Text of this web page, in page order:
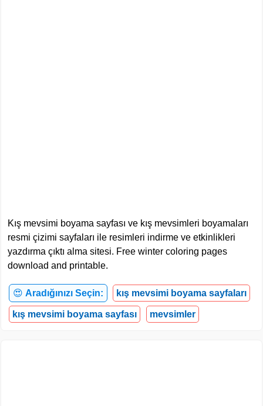
Kış mevsimi boyama sayfası ve kış mevsimleri boyamaları
resmi çizimi sayfaları ile resimleri indirme ve etkinlikleri
yazdırma çıktı alma sitesi. Free winter coloring pages
download and printable.
😍 Aradığınızı Seçin: kış mevsimi boyama sayfaları
kış mevsimi boyama sayfası mevsimler